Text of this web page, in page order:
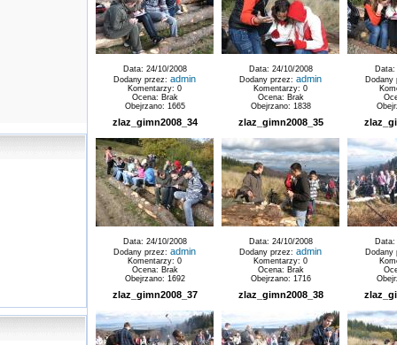
Data: 24/10/2008
Dodany przez: admin
Komentarzy: 0
Ocena: Brak
Obejrzano: 1665
Data: 24/10/2008
Dodany przez: admin
Komentarzy: 0
Ocena: Brak
Obejrzano: 1838
Data:
zlaz_gimn2008_34
Data: 24/10/2008
Dodany przez: admin
Komentarzy: 0
Ocena: Brak
Obejrzano: 1692
zlaz_gimn2008_35
Data: 24/10/2008
Dodany przez: admin
Komentarzy: 0
Ocena: Brak
Obejrzano: 1716
Data:
zlaz_gimn2008_37 zlaz_gimn2008_38